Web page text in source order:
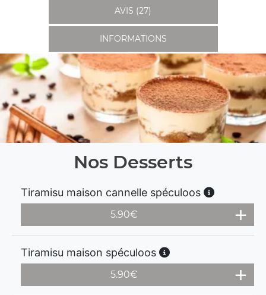
AVIS (27)
INFORMATIONS
Nos Desserts
Tiramisu maison cannelle spéculoos
5.90€
Tiramisu maison spéculoos
5.90€